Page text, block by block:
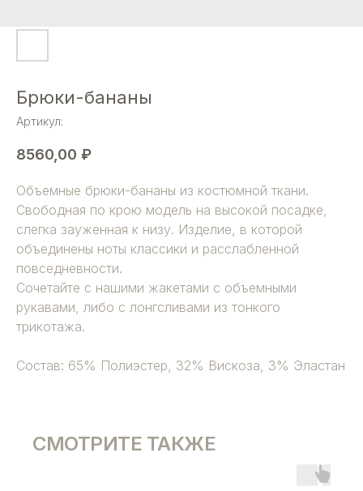
Брюки-бананы
Артикул:
8560,00 ₽
Объемные брюки-бананы из костюмной ткани.
Свободная по крою модель на высокой посадке,
слегка зауженная к низу. Изделие, в которой
объединены ноты классики и расслабленной
повседневности.
Сочетайте с нашими жакетами с объемными
рукавами, либо с лонгсливами из тонкого
трикотажа.
Состав: 65% Полиэстер, 32% Вискоза, 3% Эластан
СМОТРИТЕ ТАКЖЕ